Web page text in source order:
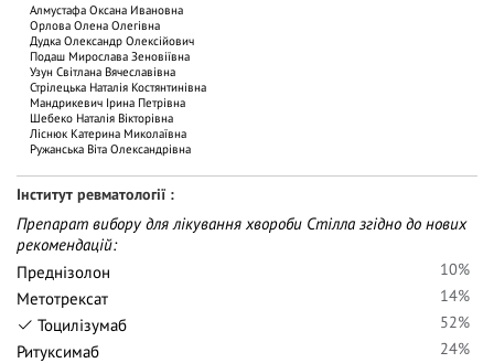
Алмустафа Оксана Ивановна
Орлова Олена Олегівна
Дудка Олександр Олексійович
Подаш Мирослава Зеновіївна
Узун Світлана Вячеславівна
Стрілецька Наталія Костянтинівна
Мандрикевич Ірина Петрівна
Шебеко Наталія Вікторівна
Ліснюк Катерина Миколаївна
Ружанська Віта Олександрівна
Інститут ревматології
Препарат вибору для лікування хвороби Стілла згідно до нових
рекомендацій:
Преднізолон
10%
Метотрексат
14%
Тоцилізумаб
52%
Ритуксимаб
24%